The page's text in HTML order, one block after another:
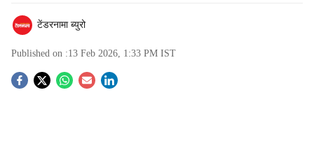
टेंडरनामा ब्युरो
Published on :13 Feb 2026, 1:33 PM IST
S